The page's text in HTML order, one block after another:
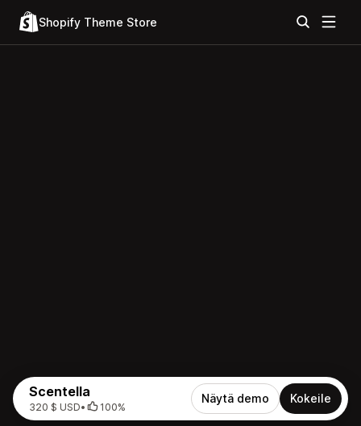
Shopify Theme Store
Scentella
320 $ USD• 100%
Näytä demo Kokeile